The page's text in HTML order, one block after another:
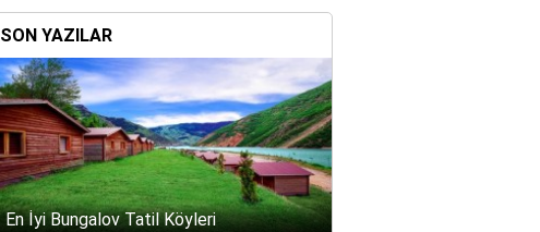
SON YAZILAR
En İyi Bungalov Tatil Köyleri